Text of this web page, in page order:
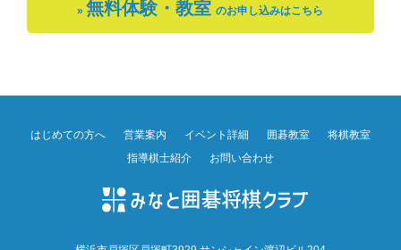
» 無料体験・教室 のお申し込みはこちら
はじめての方へ 営業案内 イベント詳細 囲碁教室
将棋教室
指導棋士紹介
お問い合わせ